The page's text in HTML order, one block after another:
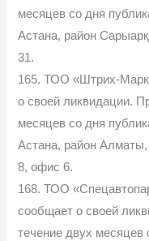
месяцев со дня
Астана, район
31.
165. ТОО «Штрих-
о своей ликвидации.
месяцев со дня
Астана, район
8, офис 6.
168. ТОО
сообщает о своей
течение двух месяцев